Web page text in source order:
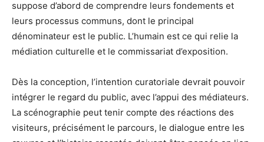
suppose d’abord de comprendre leurs fondements et
leurs processus communs, dont le principal
dénominateur est le public. L’humain est ce qui relie la
médiation culturelle et le commissariat d’exposition.
Dès la conception, l’intention curatoriale devrait pouvoir
intégrer le regard du public, avec l’appui des médiateurs.
La scénographie peut tenir compte des réactions des
visiteurs, précisément le parcours, le dialogue entre les